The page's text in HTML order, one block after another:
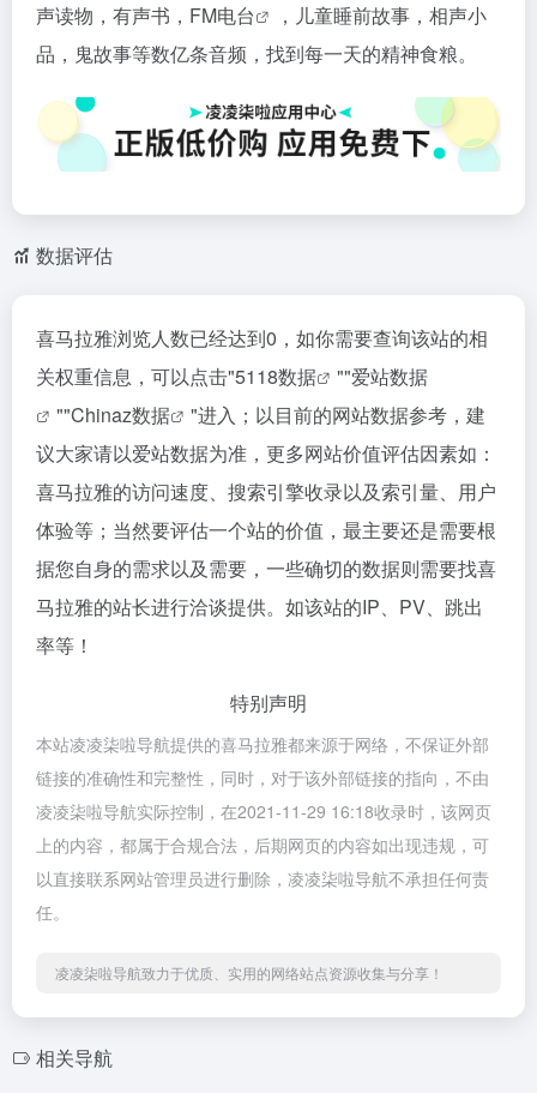
声读物，有声书，FM电台
，儿童睡前故事，相声小
品，鬼故事等数亿条音频，找到每一天的精神食粮。
数据评估
喜马拉雅浏览人数已经达到0，如你需要查询该站的相
关权重信息，可以点击"5118数据 ""爱站数据
""Chinaz数据
"进入；以目前的网站数据参考，建
议大家请以爱站数据为准，更多网站价值评估因素如：
喜马拉雅的访问速度、搜索引擎收录以及索引量、用户
体验等；当然要评估一个站的价值，最主要还是需要根
据您自身的需求以及需要，一些确切的数据则需要找喜
马拉雅的站长进行洽谈提供。如该站的IP、PV、跳出
率等！
特别声明
本站凌凌柒啦导航提供的喜马拉雅都来源于网络，不保证外部
链接的准确性和完整性，同时，对于该外部链接的指向，不由
凌凌柒啦导航实际控制，在2021-11-29 16:18收录时，该网页
上的内容，都属于合规合法，后期网页的内容如出现违规，可
以直接联系网站管理员进行删除，凌凌柒啦导航不承担任何责
任。
凌凌柒啦导航致力于优质、实用的网络站点资源收集与分享！
相关导航